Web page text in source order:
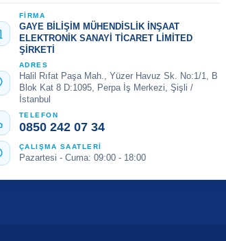
FİRMA
GAYE BİLİŞİM MÜHENDİSLİK İNŞAAT
ELEKTRONİK SANAYİ TİCARET LİMİTED
ŞİRKETİ
ADRES
Halil Rıfat Paşa Mah., Yüzer Havuz Sk. No:1/1, B
Blok Kat 8 D:1095, Perpa İş Merkezi, Şişli /
İstanbul
TELEFON
0850 242 07 34
ÇALIŞMA SAATLERİ
Pazartesi - Cuma: 09:00 - 18:00